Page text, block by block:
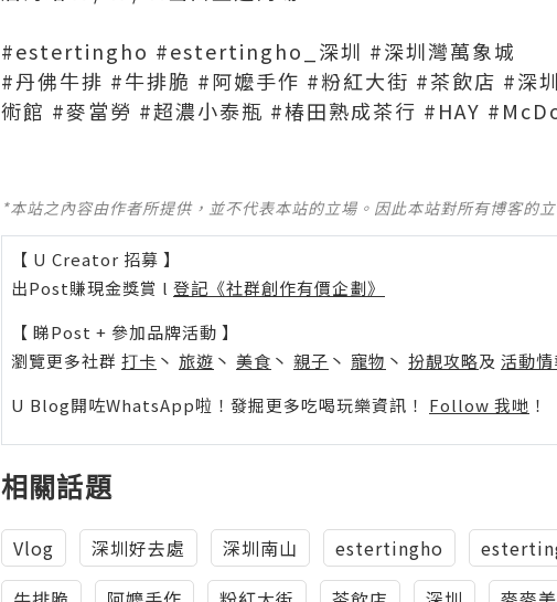
#estertingho #estertingho_深圳 #深圳灣萬象城
#丹佛牛排 #牛排脆 #阿嬤手作 #粉紅大街 #茶飲店 #深
術館 #麥當勞 #超濃小泰瓶 #椿田熟成茶行 #HAY
*本站之內容由作者所提供，並不代表本站的立場。因此本站對所有博客的
【 U Creator 招募 】
出Post賺現金獎賞 l 登記《社群創作有價企劃》
【 睇Post + 參加品牌活動 】
瀏覽更多社群 打卡 丶 旅遊 丶 美食 丶 親子 丶 寵物 丶 扮靚攻略及 活動情
U Blog開咗WhatsApp啦！發掘更多吃喝玩樂資訊！ Follow 我哋 ！
相關話題
Vlog 深圳好去處 深圳南山 estertingho